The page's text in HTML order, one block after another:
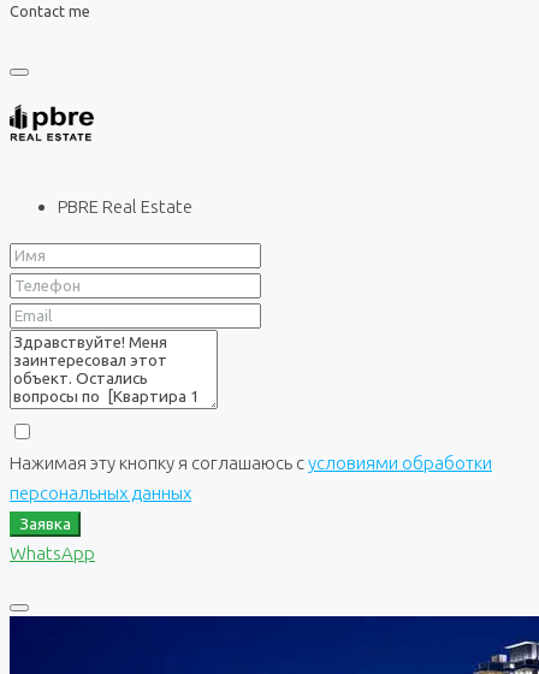
Contact me
PBRE Real Estate
Нажимая эту кнопку я соглашаюсь сусловиями обработки
персональных данных
Заявка
WhatsApp